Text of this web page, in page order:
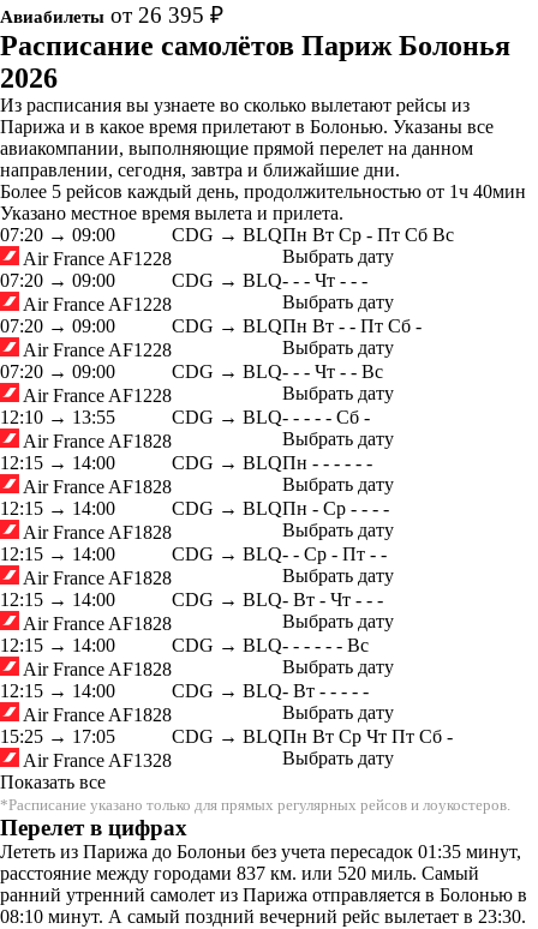
Авиабилеты от 26 395 ₽
Расписание самолётов Париж Болонья
2026
Из расписания вы узнаете во сколько вылетают рейсы из
Парижа и в какое время прилетают в Болонью. Указаны все
авиакомпании, выполняющие прямой перелет на данном
направлении, сегодня, завтра и ближайшие дни.
Более 5 рейсов каждый день, продолжительностью от 1ч 40мин
Указано местное время вылета и прилета.
07:20 → 09:00
Air France AF1228
CDG → BLQПн Вт Ср - Пт Сб Вс
Выбрать дату
07:20 → 09:00
Air France AF1228
CDG → BLQ- - - Чт - - -
Выбрать дату
07:20 → 09:00
Air France AF1228
CDG → BLQПн Вт - - Пт Сб -
Выбрать дату
07:20 → 09:00
Air France AF1228
CDG → BLQ- - - Чт - - Вс
Выбрать дату
12:10 → 13:55
Air France AF1828
CDG → BLQ- - - - - Сб -
Выбрать дату
12:15 → 14:00
Air France AF1828
CDG → BLQПн - - - - - -
Выбрать дату
12:15 → 14:00
Air France AF1828
CDG → BLQПн - Ср - - - -
Выбрать дату
12:15 → 14:00
Air France AF1828
CDG → BLQ- - Ср - Пт - -
Выбрать дату
12:15 → 14:00
Air France AF1828
CDG → BLQ- Вт - Чт - - -
Выбрать дату
12:15 → 14:00
Air France AF1828
CDG → BLQ- - - - - - Вс
Выбрать дату
12:15 → 14:00
Air France AF1828
CDG → BLQ- Вт - - - - -
Выбрать дату
15:25 → 17:05
Air France AF1328
CDG → BLQПн Вт Ср Чт Пт Сб -
Выбрать дату
Показать все
*Расписание указано только для прямых регулярных рейсов и лоукостеров.
Перелет в цифрах
Лететь из Парижа до Болоньи без учета пересадок 01:35 минут,
расстояние между городами 837 км. или 520 миль. Самый
ранний утренний самолет из Парижа отправляется в Болонью в
08:10 минут. А самый поздний вечерний рейс вылетает в 23:30.